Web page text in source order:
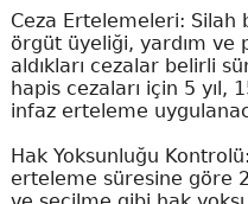
Ceza Ertelemeleri: Silah
örgüt üyeliği, yardım ve
aldıkları cezalar belirli
hapis cezaları için 5 yıl,
infaz erteleme
Hak Yoksunluğu
erteleme süresine göre